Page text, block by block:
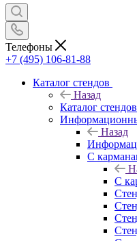
Телефоны
+7 (495) 106-81-88
Каталог стендов
Назад
Каталог стендов
Назад
С
С